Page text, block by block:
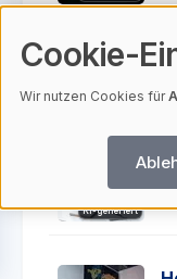
KI-generiert
KI-generiert
Cookie-
Wir nutzen Cookies für